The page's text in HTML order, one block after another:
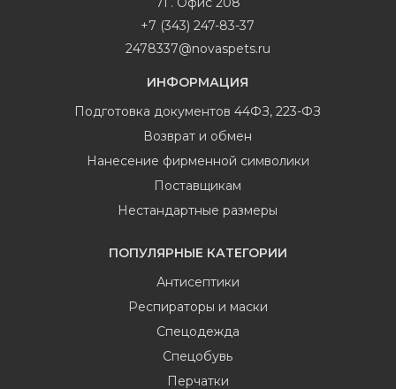
+7 (343) 247-83-37
2478337@novaspets.ru
ИНФОРМАЦИЯ
Подготовка документов 44ФЗ, 223-ФЗ
Возврат и обмен
Нанесение фирменной символики
Поставщикам
Нестандартные размеры
ПОПУЛЯРНЫЕ КАТЕГОРИИ
Антисептики
Респираторы и маски
Спецодежда
Спецобувь
Перчатки